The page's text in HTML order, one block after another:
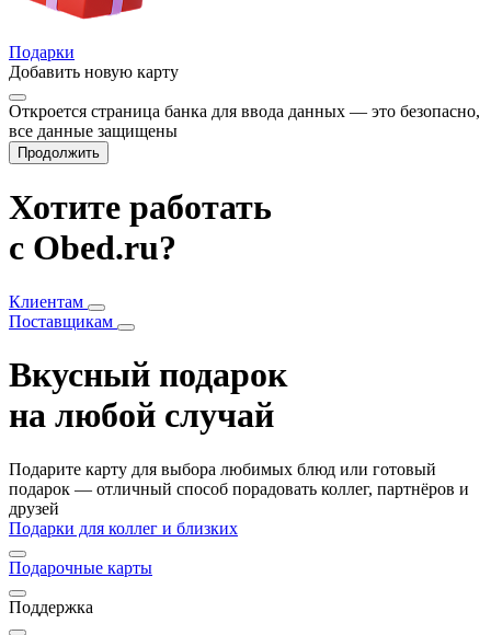
Подарки
Добавить новую карту
Откроется страница банка для ввода данных — это безопасно,
все данные защищены
Продолжить
Хотите работать
с Obed.ru?
Клиентам
Поставщикам
Вкусный подарок
на любой случай
Подарите карту для выбора любимых блюд или готовый
подарок — отличный способ порадовать коллег, партнёров и
друзей
Подарки для коллег и близких
Подарочные карты
Поддержка